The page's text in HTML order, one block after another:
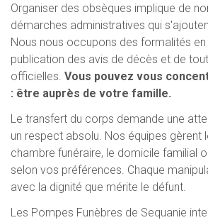
Organiser des obsèques implique de
démarches administratives qui
Nous nous occupons des formalités en
publication des avis de décès et de
officielles. Vous pouvez vous
: être auprès de votre famille.
Le transfert du corps demande une
un respect absolu. Nos équipes gèrent
chambre funéraire, le domicile familial
selon vos préférences. Chaque
avec la dignité que mérite le défunt.
Les Pompes Funèbres de Sequanie